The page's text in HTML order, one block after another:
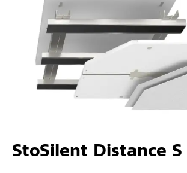
StoSilent Distance S